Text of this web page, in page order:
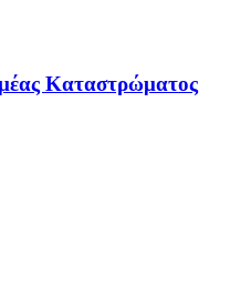
Καταστρώματος